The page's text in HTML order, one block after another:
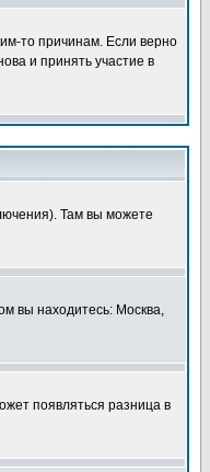
то причинам. Если верно
и принять участие в
Там вы можете
вы находитесь: Москва,
появляться разница в